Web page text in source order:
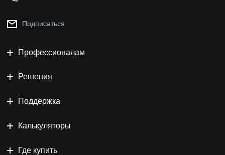
Подписаться
Профессионалам
Решения
Поддержка
Калькуляторы
Где купить